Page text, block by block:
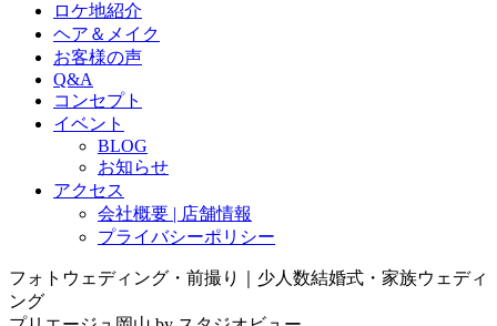
ロケ地紹介
ヘア＆メイク
お客様の声
Q&A
コンセプト
イベント
BLOG
お知らせ
アクセス
会社概要 | 店舗情報
プライバシーポリシー
フォトウェディング・前撮り｜少人数結婚式・家族ウェディ
ング